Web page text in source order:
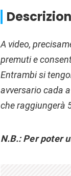
A video,
premuti e
Entrambi si
avversario cada
che raggiungerà
N.B.: Per poter